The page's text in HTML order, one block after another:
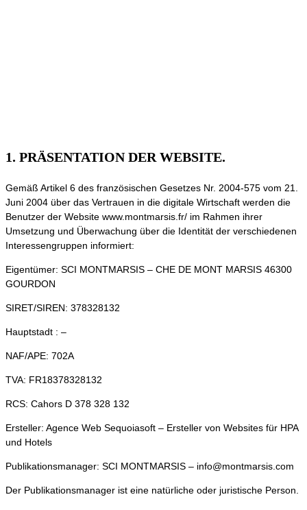
1. PRÄSENTATION DER WEBSITE.
Gemäß Artikel 6 des französischen Gesetzes Nr. 2004-575 vom 21.
Juni 2004 über das Vertrauen in die digitale Wirtschaft werden die
Benutzer der Website www.montmarsis.fr/ im Rahmen ihrer
Umsetzung und Überwachung über die Identität der verschiedenen
Interessengruppen informiert:
Eigentümer: SCI MONTMARSIS – CHE DE MONT MARSIS 46300
GOURDON
SIRET/SIREN: 378328132
Hauptstadt : –
NAF/APE: 702A
TVA: FR18378328132
RCS: Cahors D 378 328 132
Ersteller: Agence Web Sequoiasoft – Ersteller von Websites für HPA
und Hotels
Publikationsmanager: SCI MONTMARSIS – info@montmarsis.com
Der Publikationsmanager ist eine natürliche oder juristische Person.